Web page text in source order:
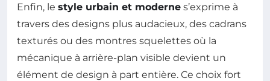
Enfin, le style urbain et moderne s’exprime à
travers des designs plus audacieux, des cadrans
texturés ou des montres squelettes où la
mécanique à arrière-plan visible devient un
élément de design à part entière. Ce choix fort